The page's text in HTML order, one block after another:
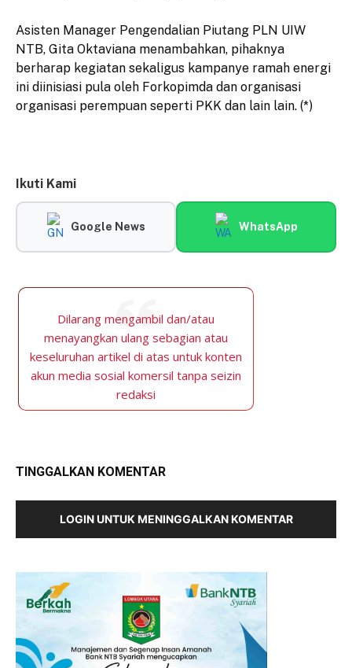
Asisten Manager Pengendalian Piutang PLN UIW
NTB, Gita Oktaviana menambahkan, pihaknya
berharap kegiatan sekaligus kampanye ramah energi
ini diinisiasi pula oleh Forkopimda dan organisasi
organisasi perempuan seperti PKK dan lain lain. (*)
Ikuti Kami
Google News WhatsApp
Dilarang mengambil dan/atau
menayangkan ulang sebagian atau
keseluruhan artikel di atas untuk konten
akun media sosial komersil tanpa seizin
redaksi
TINGGALKAN KOMENTAR
LOGIN UNTUK MENINGGALKAN KOMENTAR